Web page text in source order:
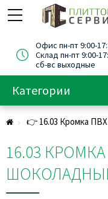
Офис пн-пт 9:00-
Склад пн-пт 9:00-
сб-вс выходные
Категории
👉 16.03 Кромка
16.03
ШОКОЛАДНЫЙ